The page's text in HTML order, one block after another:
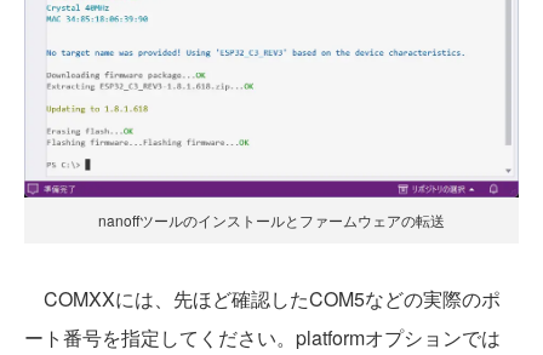
nanoffツールのインストールとファームウェアの転送
COMXXには、先ほど確認したCOM5などの実際のポ
ート番号を指定してください。platformオプションでは